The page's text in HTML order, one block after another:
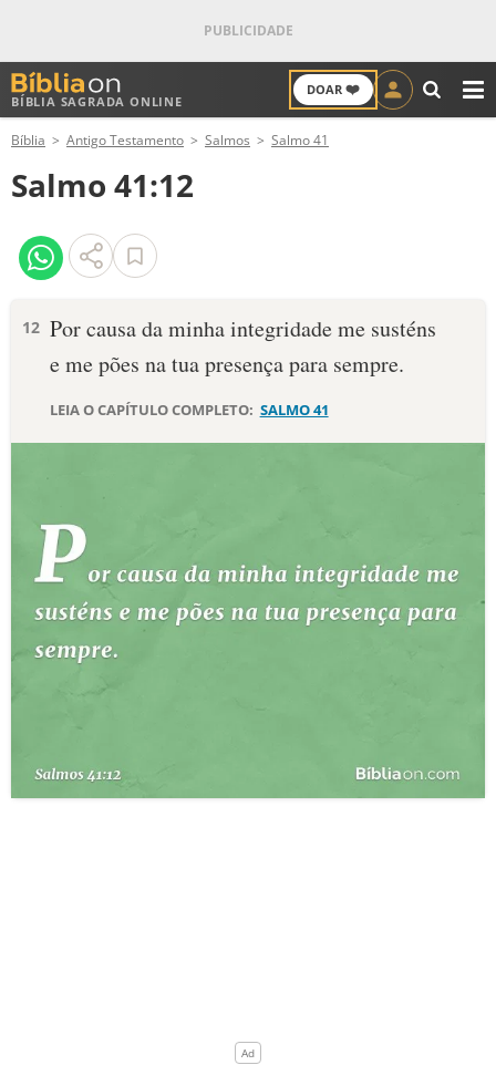
BÍBLIA SAGRADA ONLINE
DOAR ❤️
ANTIGO TESTAMENTO
NOVO TESTAMENTO
VERSÍCULOS
PALAVRA DO DIA
10 MANDAMENTOS
ESTUDOS BÍBLICOS
ESBOÇOS DE PREGAÇÃO
PERGUNTE À BÍBLIA
Bíblia Antigo Testamento Salmos Salmo 41
Salmo 41:12
12 Por causa da minha integridade me susténs
e me pões na tua presença para sempre.
LEIA O CAPÍTULO COMPLETO: SALMO 41